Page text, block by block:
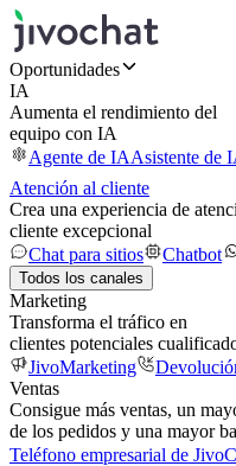
Oportunidades
IA
Aumenta el rendimiento del
equipo con IA
Agente de IAAsistente de
Atención al cliente
Crea una experiencia de
cliente excepcional
Chat para sitios
Chatbot
Todos los canales
Marketing
Transforma el tráfico en
clientes potenciales
JivoMarketing
Ventas
Consigue más ventas, un
de los pedidos y una mayor
Teléfono empresarial de